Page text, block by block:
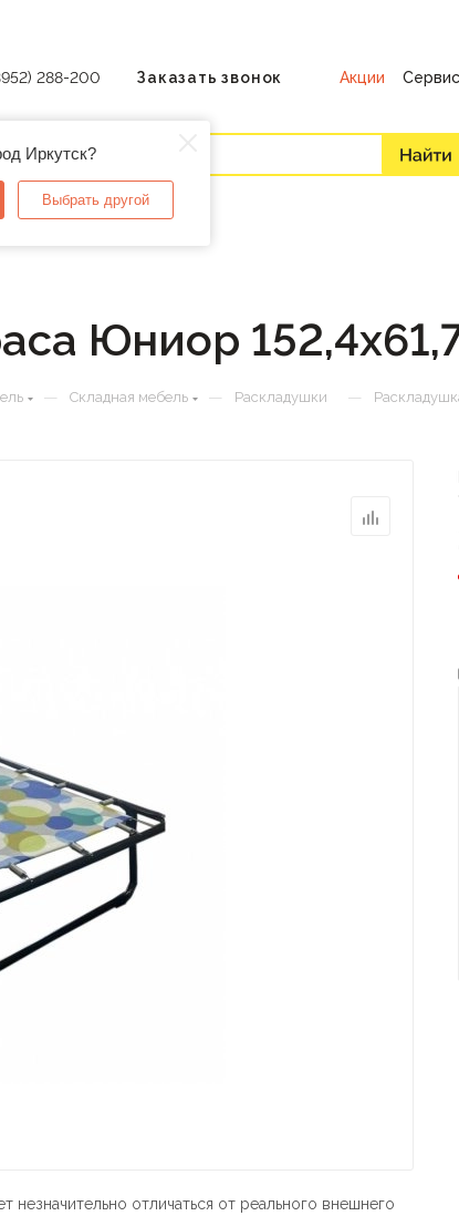
Иркутск?
Выбрать другой
288-200 Заказать звонок Акции
Юниор
— Складная мебель — Раскладушки —
отличаться от реального внешнего